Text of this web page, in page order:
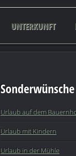
UNTERKUNFT
Sonderwünsche
Urlaub auf dem
Urlaub mit Kindern
Urlaub in der Mühle